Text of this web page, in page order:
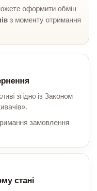
оформити обмін
з моменту отримання
згідно із Законом
замовлення
стані